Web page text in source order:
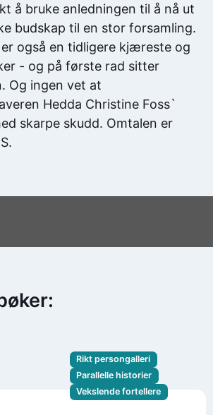
å bruke anledningen til å nå ut
budskap til en stor forsamling.
også en tidligere kjæreste og
- og på første rad sitter
Og ingen vet at
Hedda Christine Foss`
skarpe skudd. Omtalen er
Rikt persongalleri
Parallelle historier
Vekslende fortellere